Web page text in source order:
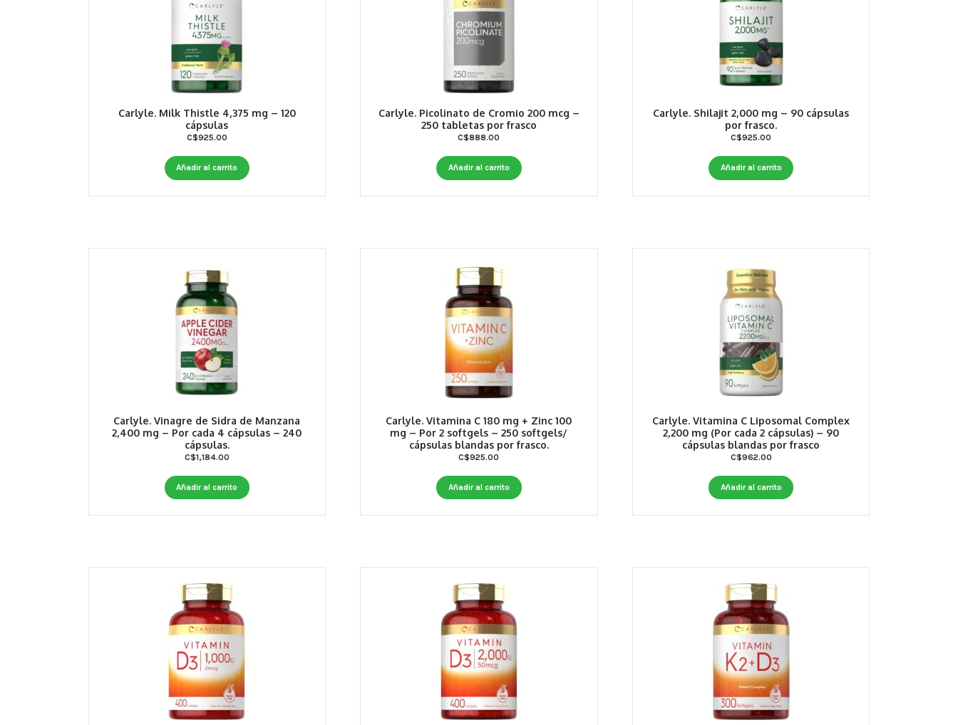
Carlyle. Milk Thistle 4,375 mg – 120
cápsulas
C$925.00
Añadir al carrito
Carlyle. Picolinato de Cromio 200 mcg –
250 tabletas por frasco
C$888.00
Añadir al carrito
Carlyle. Shilajit 2,000 mg – 90 cápsulas
por frasco.
C$925.00
Añadir al carrito
Carlyle. Vinagre de Sidra de Manzana
2,400 mg – Por cada 4 cápsulas – 240
cápsulas.
C$1,184.00
Añadir al carrito
Carlyle. Vitamina C 180 mg + Zinc 100
mg – Por 2 softgels – 250 softgels/
cápsulas blandas por frasco.
C$925.00
Añadir al carrito
Carlyle. Vitamina C Liposomal Complex
2,200 mg (Por cada 2 cápsulas) – 90
cápsulas blandas por frasco
C$962.00
Añadir al carrito